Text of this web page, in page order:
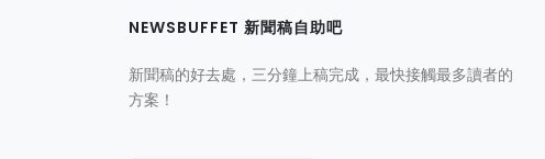
NEWSBUFFET 新聞稿自助吧
新聞稿的好去處，三分鐘上稿完成，最快接觸最多讀者的
方案！